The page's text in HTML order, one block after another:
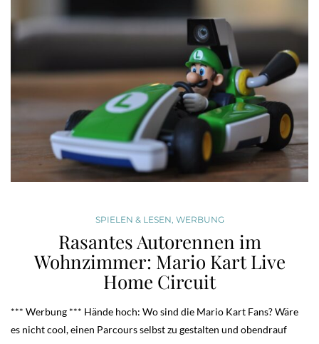
SPIELEN & LESEN WERBUNG
Rasantes Autorennen im
Wohnzimmer: Mario Kart Live
Home Circuit
*** Werbung *** Hände hoch: Wo sind die Mario Kart Fans? Wäre
es nicht cool, einen Parcours selbst zu gestalten und obendrauf